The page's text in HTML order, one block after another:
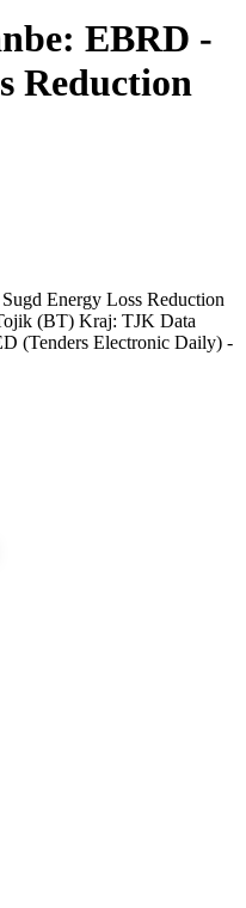
EBRD -
Reduction
Energy Loss Reduction
(BT) Kraj: TJK Data
(Tenders Electronic Daily) -